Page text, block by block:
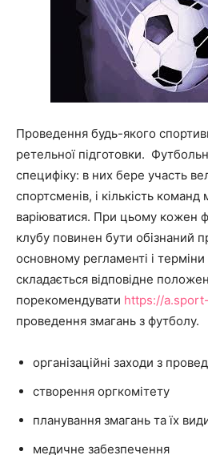
Проведення будь-якого
ретельної підготовки.
специфіку: в них бере участь
спортсменів, і кількість
варіюватися. При цьому кожен
клубу повинен бути обізнаний
основному регламенті і
складається відповідне
порекомендувати https://
проведення змагань з футболу.
організаційні заходи з
створення оргкомітету
планування змагань та їх
медичне забезпечення